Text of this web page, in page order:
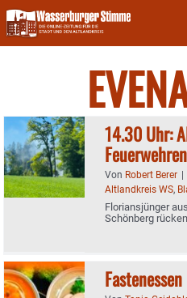
Skip
to
content
14.30 Uhr:
Feuerwehren
Von Robert Berer |
Altlandkreis WS,
Floriansjünger
Schönberg